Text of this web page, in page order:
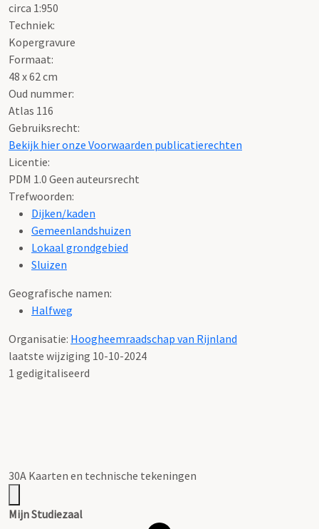
circa 1:950
Techniek:
Kopergravure
Formaat:
48 x 62 cm
Oud nummer:
Atlas 116
Gebruiksrecht:
Bekijk hier onze Voorwaarden publicatierechten
Licentie:
PDM 1.0 Geen auteursrecht
Trefwoorden:
Dijken/kaden
Gemeenlandshuizen
Lokaal grondgebied
Sluizen
Geografische namen:
Halfweg
Organisatie: Hoogheemraadschap van Rijnland
laatste wijziging 10-10-2024
1 gedigitaliseerd
30A Kaarten en technische tekeningen
Mijn Studiezaal